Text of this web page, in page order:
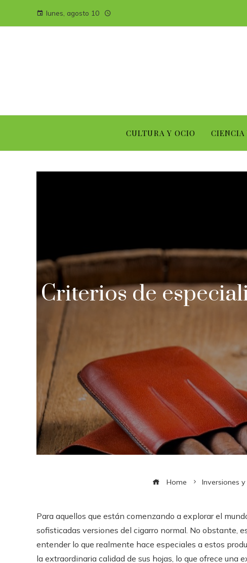
lunes, agosto 10
CULTURA Y OCIO CIENCIA
Criterios de
Home Inversiones
Para aquellos que están comenzando a explorar el
sofisticadas versiones del cigarro normal. No obstante,
entender lo que realmente hace especiales a estos
la extraordinaria calidad de sus hojas, lo que ofrece una